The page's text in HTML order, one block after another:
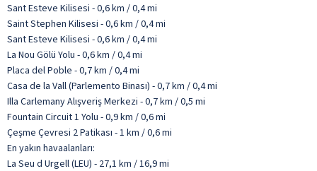
Sant Esteve Kilisesi - 0,6 km / 0,4 mi
Saint Stephen Kilisesi - 0,6 km / 0,4 mi
Sant Esteve Kilisesi - 0,6 km / 0,4 mi
La Nou Gölü Yolu - 0,6 km / 0,4 mi
Placa del Poble - 0,7 km / 0,4 mi
Casa de la Vall (Parlemento Binası) - 0,7 km / 0,4 mi
Illa Carlemany Alışveriş Merkezi - 0,7 km / 0,5 mi
Fountain Circuit 1 Yolu - 0,9 km / 0,6 mi
Çeşme Çevresi 2 Patikası - 1 km / 0,6 mi
En yakın havaalanları:
La Seu d Urgell (LEU) - 27,1 km / 16,9 mi